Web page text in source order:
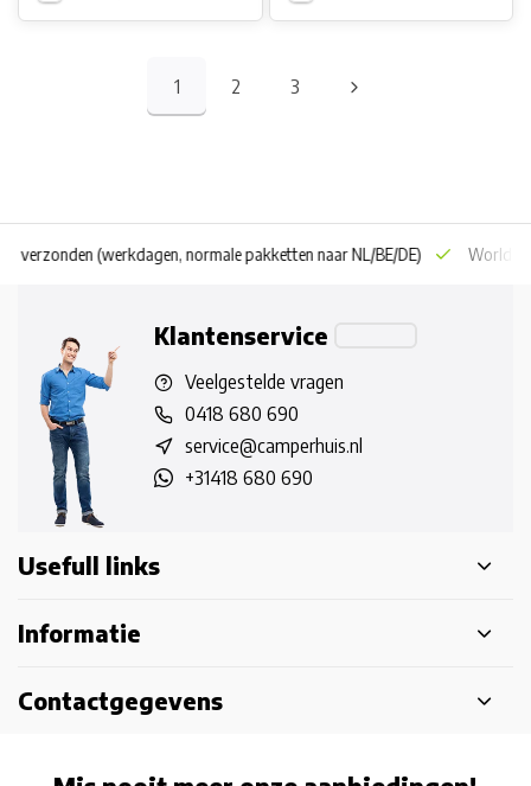
1 2 3
verzonden (werkdagen, normale pakketten naar NL/BE/DE) World
Klantenservice
Veelgestelde vragen
0418 680 690
service@camperhuis.nl
+31418 680 690
Usefull links
Informatie
Contactgegevens